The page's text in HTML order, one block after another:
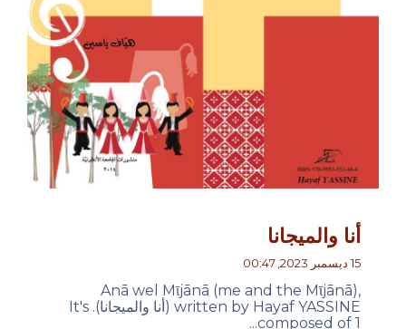
أنا والميجانا
15 ديسمبر 2023, 00:47
Anā wel Mῑjānā (me and the Mῑjānā),
written by Hayaf YASSINE (أنا والميجانا). It's
composed of 1...